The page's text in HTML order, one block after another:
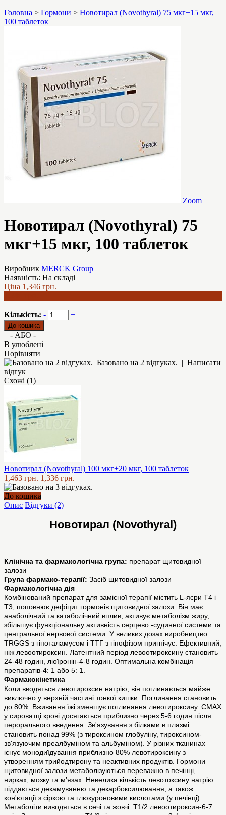
Головна > Гормони > Новотирал (Novothyral) 75 мкг+15 мкг,
100 таблеток
Zoom
Новотирал (Novothyral) 75
мкг+15 мкг, 100 таблеток
Виробник MERCK Group
Наявність: На складі
Ціна 1,346 грн.
Кількість: - +
- АБО -
В улюблені
Порівняти
Базовано на 2 відгуках. | Написати
відгук
Схожі (1)
Новотирал (Novothyral) 100 мкг+20 мкг, 100 таблеток
1,463 грн. 1,336 грн.
До кошика
Опис Відгуки (2)
Новотирал (Novothyral)
Клінічна та фармакологічна група: препарат щитовидної
залози
Група фармако-терапії: Засіб щитовидної залози
Фармакологічна дія
Комбінований препарат для замісної терапії містить L-яєри Т4 і
Т3, поповнює дефіцит гормонів щитовидної залози. Він має
анаболічний та катаболічний вплив, активує метаболізм жиру,
збільшує функціональну активність серцево -судинної системи та
центральної нервової системи. У великих дозах виробництво
TRGGS з гіпоталамусом і ТТГ з гіпофізом пригнічує. Ефективний,
ніж левоотироксин. Латентний період левоотироксину становить
24-48 годин, ліоїронін-4-8 годин. Оптимальна комбінація
препаратів-4: 1 або 5: 1.
Фармакокінетика
Коли вводяться левотироксин натрію, він поглинається майже
виключно у верхній частині тонкої кишки. Поглинання становить
до 80%. Вживання їжі зменшує поглинання левотироксину. CMAX
у сироватці крові досягається приблизно через 5-6 годин після
перорального введення. Зв'язування з білками в плазмі
становить понад 99% (з тироксином глобуліну, тироксином-
зв'язуючим преалбуміном та альбуміном). У різних тканинах
існує монодиїдування приблизно 80% левотироксину з
утворенням трийодтирону та неактивних продуктів. Гормони
щитовидної залози метаболізуються переважно в печінці,
нирках, мозку та м’язах. Невелика кількість левотоксину натрію
піддається декамуванню та декарбоксилювання, а також
кон'югації з сіркою та глюкуроновими кислотами (у печінці).
Метаболіти виводяться в сечі та жовчі. Т1/2 левоотироксин-6-7